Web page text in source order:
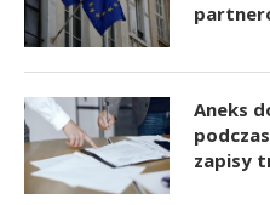
Aneks
zapisy